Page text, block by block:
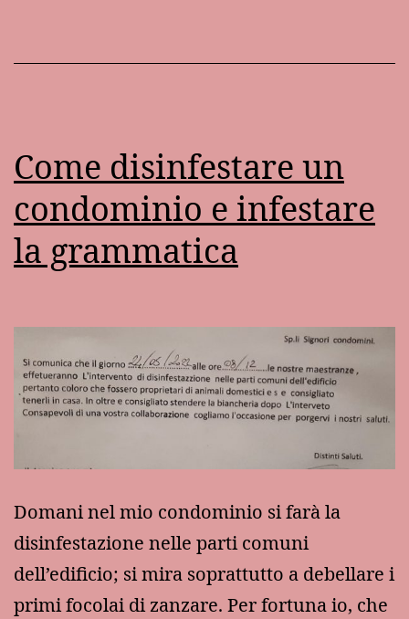
Come disinfestare un
condominio e infestare
la grammatica
Domani nel mio condominio si farà la
disinfestazione nelle parti comuni
dell’edificio; si mira soprattutto a debellare i
primi focolai di zanzare. Per fortuna io, che